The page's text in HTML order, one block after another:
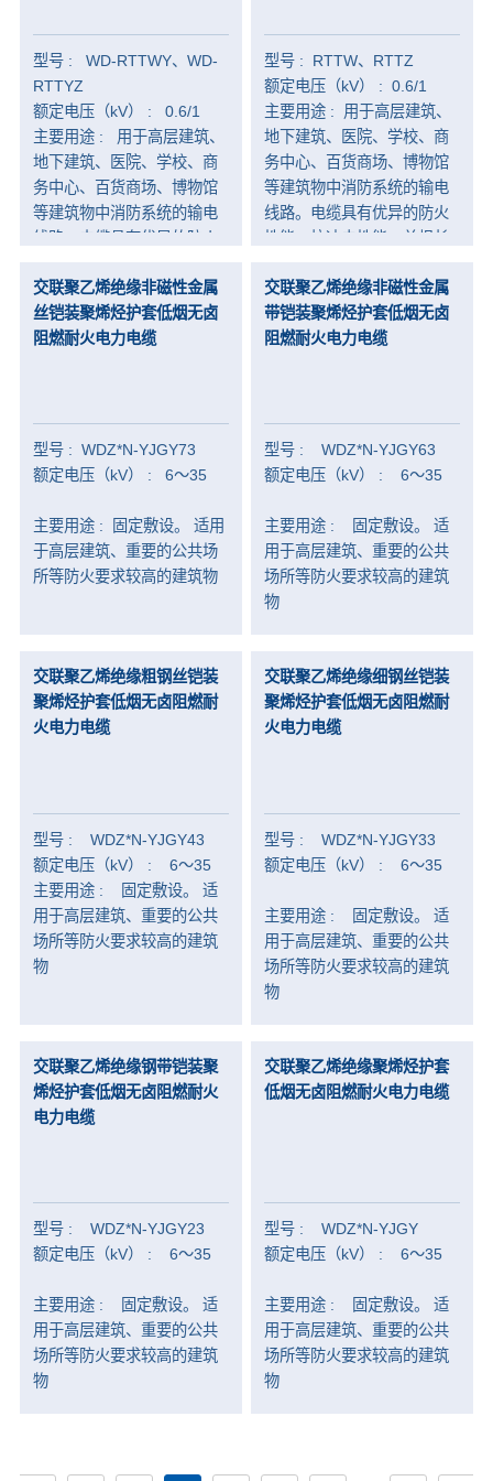
-露天矿用电缆
建筑楼宇
-布电线
-分支电缆
-耐火（防火）电缆
-阻燃电缆
工业制造
-
-机器人电缆
- 橡套软电缆
-电子计算机电缆
-控制电缆
-仪表电缆
汽车领域
-车内高压电缆
型号 : WD-RTTWY、WD-
RTTYZ
额定电压（kV） : 0.6/1
主要用途 : 用于高层建筑、
地下建筑、医院、学校、商
务中心、百货商场、博物馆
等建筑物中消防系统的输电
线路。电缆具有优异的防火
度长，减少电缆接头，提高
系统运行的可靠性。
型号 : RTTW、RTTZ
额定电压（kV） : 0.6/1
主要用途 : 用于高层建筑、
地下建筑、医院、学校、商
务中心、百货商场、博物馆
等建筑物中消防系统的输电
线路。电缆具有优异的防火
性能、抗冲击性能；单根长
系统运行的可靠性。
交联聚乙烯绝缘非磁性金属
丝铠装聚烯烃护套低烟无卤
阻燃耐火电力电缆
型号 : WDZ*N-YJGY73
额定电压（kV） : 6～35
主要用途 : 固定敷设。 适用
于高层建筑、重要的公共场
所等防火要求较高的建筑物
交联聚乙烯绝缘非磁性金属
带铠装聚烯烃护套低烟无卤
阻燃耐火电力电缆
型号 : WDZ*N-YJGY63
额定电压（kV） : 6～35
主要用途 : 固定敷设。 适
用于高层建筑、重要的公共
场所等防火要求较高的建筑
物
交联聚乙烯绝缘粗钢丝铠装
聚烯烃护套低烟无卤阻燃耐
火电力电缆
型号 : WDZ*N-YJGY43
额定电压（kV） : 6～35
主要用途 : 固定敷设。 适
用于高层建筑、重要的公共
场所等防火要求较高的建筑
物
交联聚乙烯绝缘细钢丝铠装
聚烯烃护套低烟无卤阻燃耐
火电力电缆
型号 : WDZ*N-YJGY33
额定电压（kV） : 6～35
主要用途 : 固定敷设。 适
用于高层建筑、重要的公共
场所等防火要求较高的建筑
物
交联聚乙烯绝缘钢带铠装聚
烯烃护套低烟无卤阻燃耐火
电力电缆
型号 : WDZ*N-YJGY23
额定电压（kV） : 6～35
主要用途 : 固定敷设。 适
用于高层建筑、重要的公共
场所等防火要求较高的建筑
物
交联聚乙烯绝缘聚烯烃护套
低烟无卤阻燃耐火电力电缆
型号 : WDZ*N-YJGY
额定电压（kV） : 6～35
主要用途 : 固定敷设。 适
用于高层建筑、重要的公共
场所等防火要求较高的建筑
物